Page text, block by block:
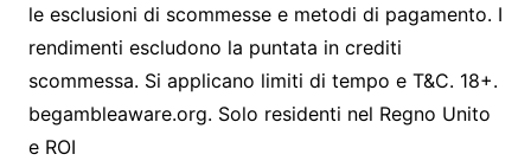
le esclusioni di scommesse e metodi di pagamento. I
rendimenti escludono la puntata in crediti
scommessa. Si applicano limiti di tempo e T&C. 18+.
begambleaware.org. Solo residenti nel Regno Unito
e ROI